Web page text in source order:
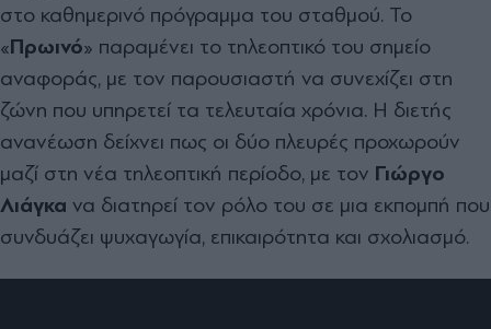
στο καθημερινό πρόγραμμα του σταθμού. Το
«Πρωινό» παραμένει το τηλεοπτικό του σημείο
αναφοράς, με τον παρουσιαστή να συνεχίζει στη
ζώνη που υπηρετεί τα τελευταία χρόνια. Η διετής
ανανέωση δείχνει πως οι δύο πλευρές προχωρούν
μαζί στη νέα τηλεοπτική περίοδο, με τον Γιώργο
Λιάγκα να διατηρεί τον ρόλο του σε μια εκπομπή που
συνδυάζει ψυχαγωγία, επικαιρότητα και σχολιασμό.